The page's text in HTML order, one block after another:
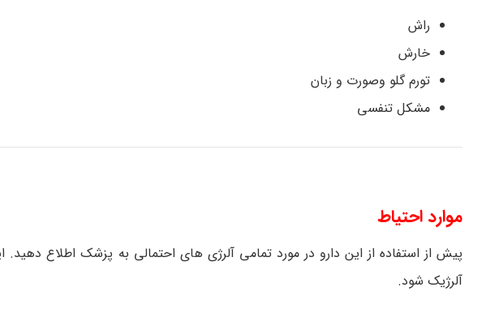
راش
خارش
تورم گلو وصورت و زبان
مشکل تنفسی
موارد احتیاط
پیش از استفاده از این دارو در مورد تمامی آلرژی های احتمالی به پزشک اطلاع
آلرژیک شود.